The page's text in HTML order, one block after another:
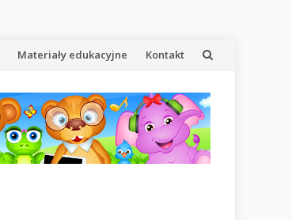
Materiały edukacyjne Kontakt